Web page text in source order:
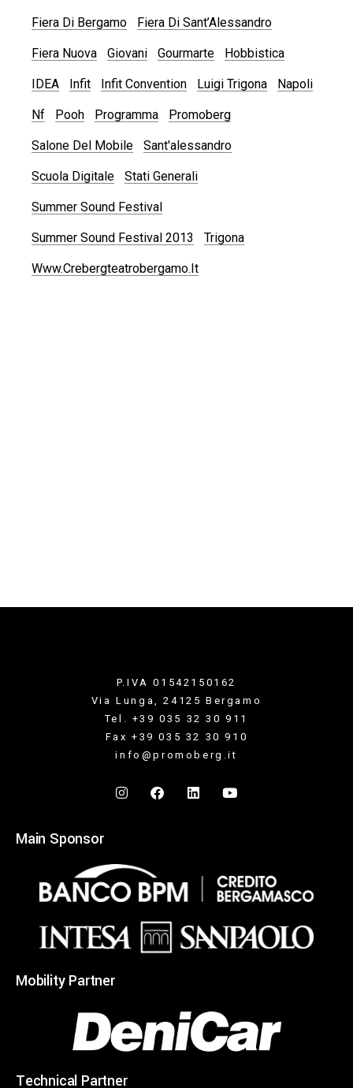
Fiera Di Bergamo Fiera Di Sant’Alessandro
Fiera Nuova Giovani Gourmarte Hobbistica
IDEA Infit Infit Convention Luigi Trigona Napoli
Nf Pooh Programma Promoberg
Salone Del Mobile Sant'alessandro
Scuola Digitale Stati Generali
Summer Sound Festival
Summer Sound Festival 2013 Trigona
Www.crebergteatrobergamo.it
P.IVA 01542150162
Via Lunga, 24125 Bergamo
Tel. +39 035 32 30 911
Fax +39 035 32 30 910
info@promoberg.it
Main Sponsor
Mobility Partner
Technical Partner